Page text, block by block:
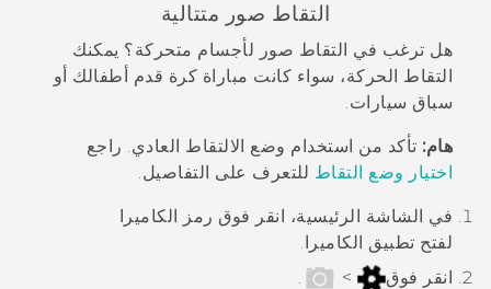
التقاط صور متتالية
هل ترغب في التقاط صور لأجسام متحركة؟ يمكنك
التقاط الحركة، سواء كانت مباراة كرة قدم أطفالك أو
سباق سيارات.
هام: تأكد من استخدام وضع الالتقاط العادي. راجع
اختيار وضع التقاط للتعرف على التفاصيل.
في الشاشة الرئيسية، انقر فوق رمز الكاميرا
لفتح تطبيق الكاميرا
انقر فوق
>